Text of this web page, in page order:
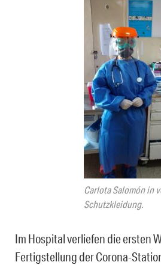
Carlota Salomón in
Schutzkleidung.
Im Hospital verliefen die ersten
Fertigstellung der Corona-